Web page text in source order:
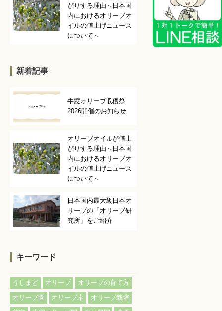
がりする理由～日本国
内におけるオリーブオ
イルの値上げニュース
について～
新着記事
牛窓オリーブ収穫祭
2026開催のお知らせ
オリーブオイルが値上
がりする理由～日本国
内におけるオリーブオ
イルの値上げニュース
について～
日本国内最大級日本オ
リーブの「オリーブ研
究所」をご紹介
キーワード
うしまど オリーブ オリーブの育て方
オリーブ園 オリーブ木 オリーブ栽培